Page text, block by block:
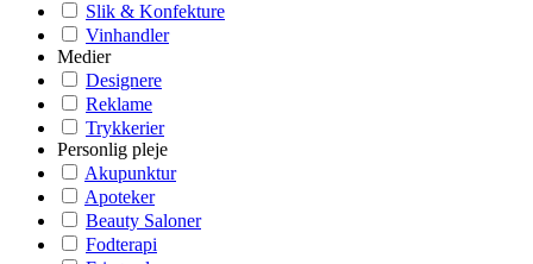
Slik & Konfekture
Vinhandler
Medier
Designere
Reklame
Trykkerier
Personlig pleje
Akupunktur
Apoteker
Beauty Saloner
Fodterapi